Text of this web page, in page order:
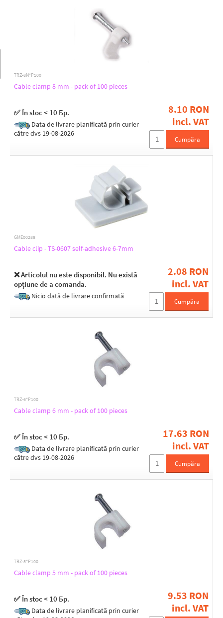
TRZ-8N*P100
Cable clamp 8 mm - pack of 100 pieces
✅ În stoc < 10 Бр.
Data de livrare planificată prin curier
către dvs 19-08-2026
8.10 RON
incl. VAT
Cumpăra
GME00288
Cable clip - TS-0607 self-adhesive 6-7mm
❌ Articolul nu este disponibil. Nu există
opțiune de a comanda.
Nicio dată de livrare confirmată
2.08 RON
incl. VAT
Cumpăra
TRZ-6*P100
Cable clamp 6 mm - pack of 100 pieces
✅ În stoc < 10 Бр.
Data de livrare planificată prin curier
către dvs 19-08-2026
17.63 RON
incl. VAT
Cumpăra
TRZ-5*P100
Cable clamp 5 mm - pack of 100 pieces
✅ În stoc < 10 Бр.
Data de livrare planificată prin curier
9.53 RON
incl. VAT